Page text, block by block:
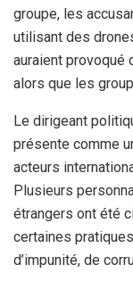
groupe, les
utilisant des
auraient provoqué
alors que les
Le dirigeant
présente comme
acteurs
Plusieurs
étrangers ont été
certaines
d’impunité, de